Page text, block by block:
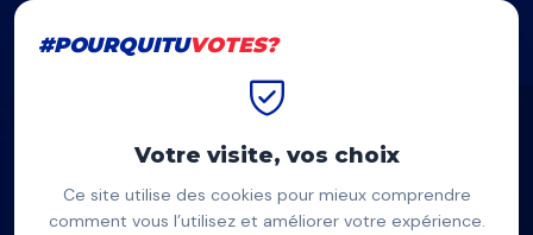
#POURQUITUVOTES?
BM
#POURQUITUVOTES?
Votre visite, vos choix
Ce site utilise des cookies pour mieux comprendre
comment vous l’utilisez et améliorer votre expérience.